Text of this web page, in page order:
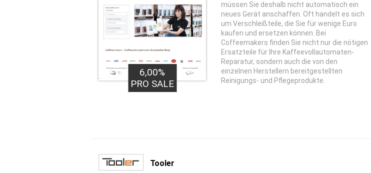
6,00%
PRO SALE
müssen Sie deshalb nicht automatisch ein
neues Gerät anschaffen. Oft handelt es sich
um Verschleißteile, die Sie für wenige Euro
kaufen und ersetzen können. Bei
Coffeemakers finden Sie nicht nur die nötigen
Ersatzteile für Ihre Kaffeevollautomaten-
Reparatur, sondern auch die von den
einzelnen Herstellern bereitgestellten
Reinigungs- und Pflegeprodukte.
Tooler